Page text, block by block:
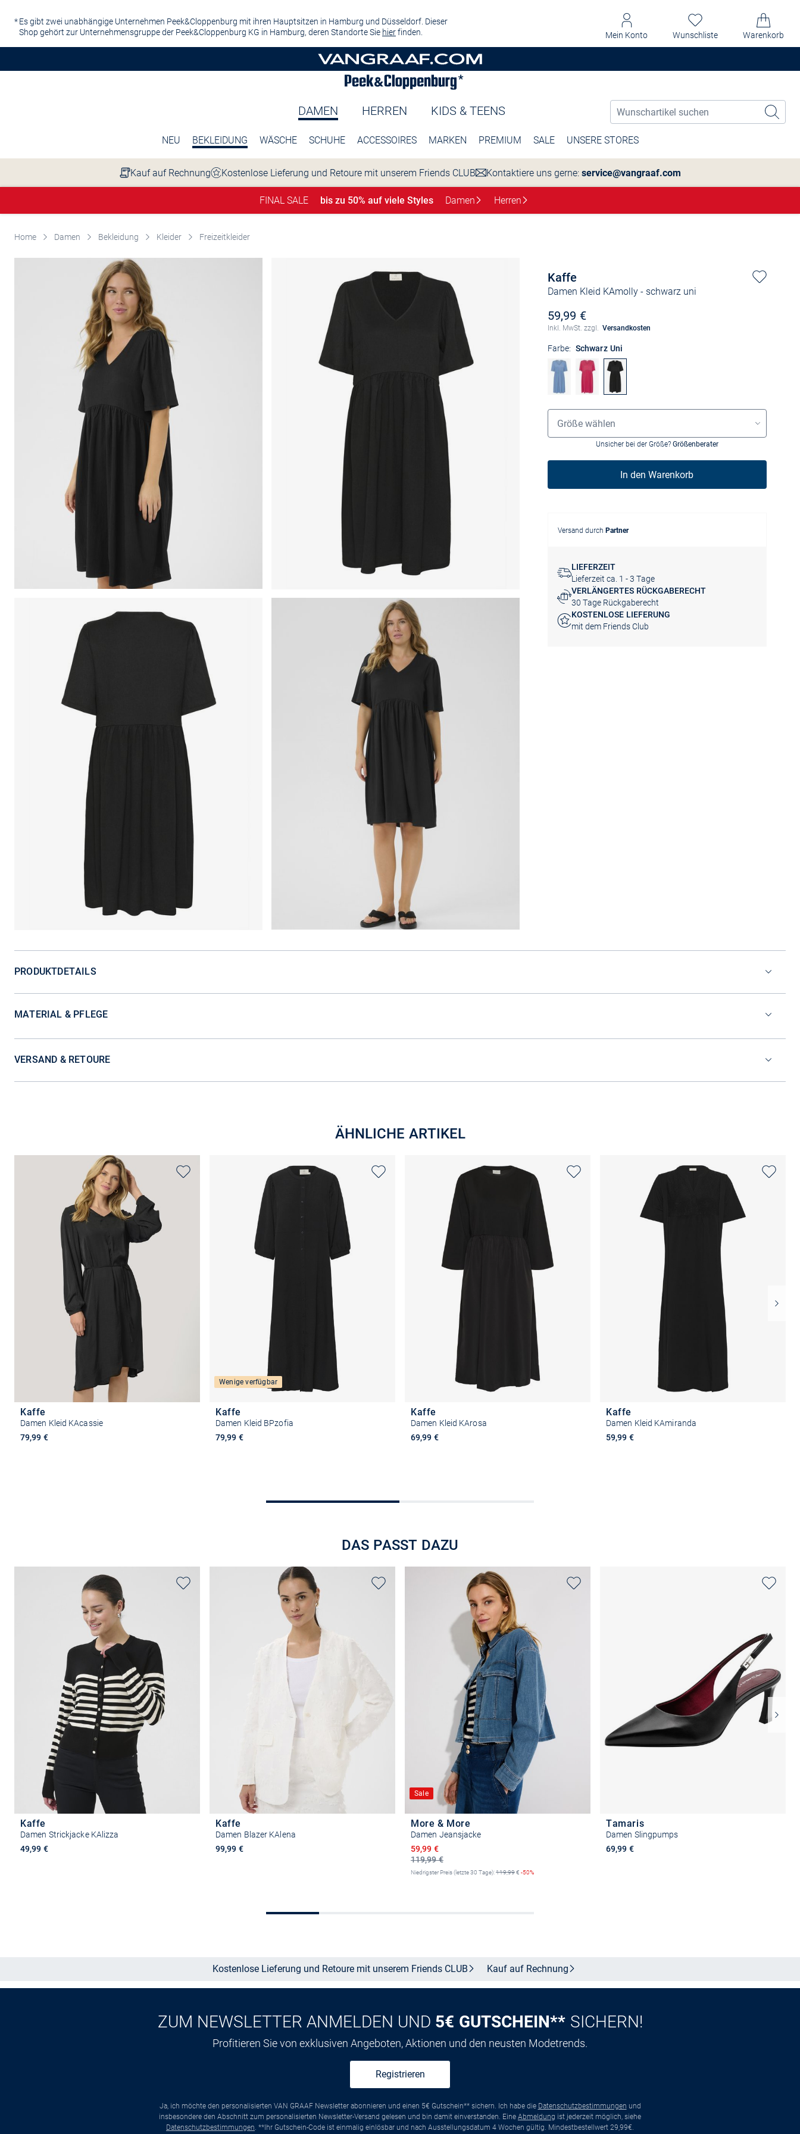
Es gibt zwei unabhängige Unternehmen Peek&Cloppenburg mit ihren Hauptsitzen in Hamburg und Düsseldorf. Dieser
Shop gehört zur Unternehmensgruppe der Peek&Cloppenburg KG in Hamburg, deren Standorte Sie hierfinden. Mein Konto Wunschliste Warenkorb
DAMEN HERREN KIDS & TEENS
NEU BEKLEIDUNG WÄSCHE SCHUHE ACCESSOIRES MARKEN PREMIUM SALE UNSERE STORES
Kauf auf Rechnung Kostenlose Lieferung und Retoure mit unserem Friends CLUB Kontaktiere uns gerne: service@vangraaf.com
FINAL SALE bis zu 50% auf viele Styles Damen Herren
Home Damen Bekleidung Kleider Freizeitkleider
Kaffe
Damen Kleid KAmolly- schwarz uni
59,99 €
Inkl. MwSt. zzgl. Versandkosten
Farbe: Schwarz Uni
Größenauswahl
Größe wählen
Unsicher bei der Größe? Größenberater
In den Warenkorb
Versand durch Partner
LIEFERZEIT
Lieferzeit ca. 1 - 3 Tage
VERLÄNGERTES RÜCKGABERECHT
30 Tage Rückgaberecht
KOSTENLOSE LIEFERUNG
mit dem Friends Club
PRODUKTDETAILS
MATERIAL & PFLEGE
VERSAND & RETOURE
ÄHNLICHE ARTIKEL
Kaffe
Damen Kleid KAcassie
79,99 €
Wenige verfügbar
Kaffe
Damen Kleid BPzofia
79,99 €
Größe auswählen
Kaffe
Damen Kleid KArosa
69,99 €
Kaffe
Damen Kleid KAmiranda
59,99 €
DAS PASST DAZU
Kaffe
Damen Strickjacke KAlizza
49,99 €
Kaffe
Damen Blazer KAlena
99,99 €
Größe auswählen
Sale
More & More
Damen Jeansjacke
119,99 €
Ermäßigter Preis
59,99 €
Niedrigster Preis (letzte 30 Tage):119,99€ -50%
Tamaris
Damen Slingpumps
69,99 €
Kostenlose Lieferung und Retoure mit unserem Friends CLUB Kauf auf Rechnung
ZUM NEWSLETTER ANMELDEN UND 5€ GUTSCHEIN** SICHERN!
Profitieren Sie von exklusiven Angeboten, Aktionen und den neusten Modetrends.
Registrieren
Ja, ich möchte den personalisierten VAN GRAAF Newsletter abonnieren und einen 5€ Gutschein** sichern. Ich habe die Datenschutzbestimmungen und
insbesondere den Abschnitt zum personalisierten Newsletter-Versand gelesen und bin damit einverstanden. Eine Abmeldung ist jederzeit möglich, siehe
Datenschutzbestimmungen . **Ihr Gutschein-Code ist einmalig einlösbar und nach Ausstellungsdatum 4 Wochen gültig. Mindestbestellwert 29,99€.